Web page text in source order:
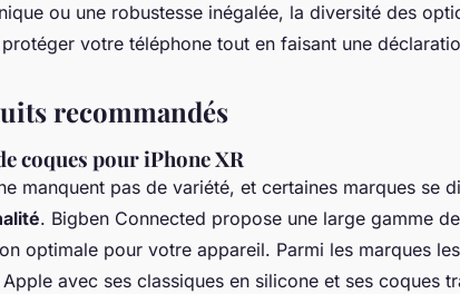
ou une robustesse inégalée, la diversité des
votre téléphone tout en faisant une
recommandés
coques pour iPhone XR
manquent pas de variété, et certaines marques se
. Bigben Connected propose une large gamme
optimale pour votre appareil. Parmi les marques
avec ses classiques en silicone et ses coques